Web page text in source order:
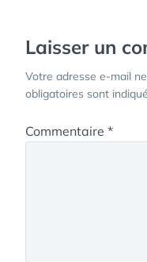
Laisser un
Votre adresse e-mail
obligatoires sont
Commentaire *